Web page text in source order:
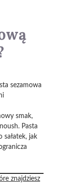
sezamowa
smak,
Pasta
jak
znajdziesz